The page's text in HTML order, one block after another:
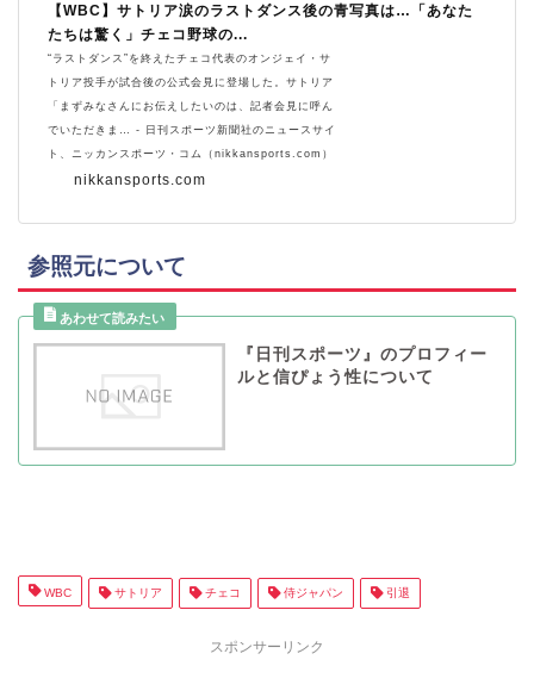
nikkansports.com
【WBC】サトリア涙のラストダンス後の青写真は…「あなた
たちは驚く」チェコ野球の...
“ラストダンス”を終えたチェコ代表のオンジェイ・サ
トリア投手が試合後の公式会見に登場した。サトリア
「まずみなさんにお伝えしたいのは、記者会見に呼ん
でいただきま… - 日刊スポーツ新聞社のニュースサイ
ト、ニッカンスポーツ・コム（nikkansports.com）
参照元について
『日刊スポーツ』のプロフィー
ルと信ぴょう性について
WBC サトリア チェコ 侍ジャパン 引退
スポンサーリンク